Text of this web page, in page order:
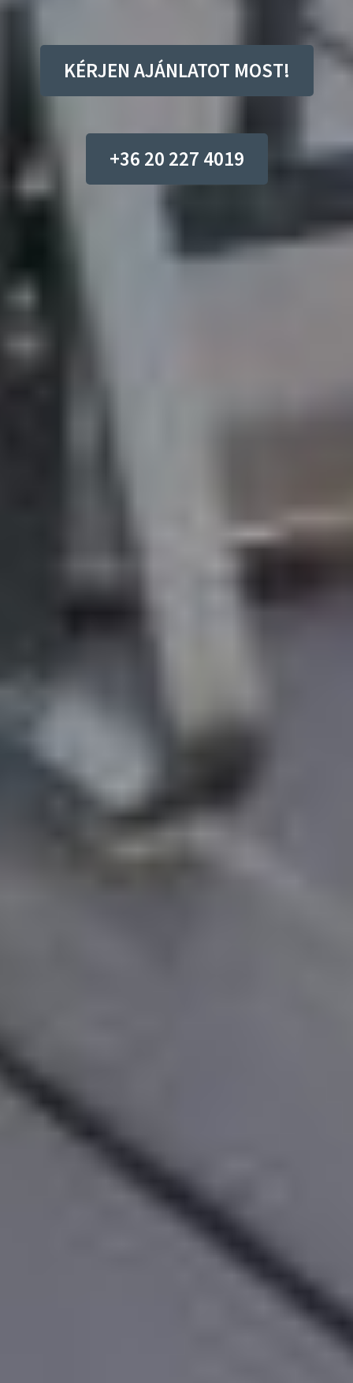
KÉRJEN AJÁNLATOT MOST!
+36 20 227 4019